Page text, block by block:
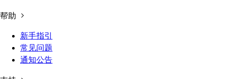
帮助
新手指引
常见问题
通知公告